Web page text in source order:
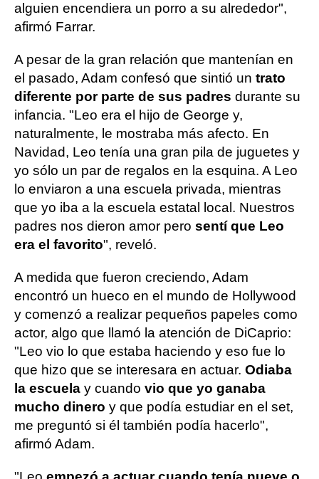
alguien encendiera un porro a su alrededor",
afirmó Farrar.
A pesar de la gran relación que mantenían en
el pasado, Adam confesó que sintió un trato
diferente por parte de sus padres durante su
infancia. "Leo era el hijo de George y,
naturalmente, le mostraba más afecto. En
Navidad, Leo tenía una gran pila de juguetes y
yo sólo un par de regalos en la esquina. A Leo
lo enviaron a una escuela privada, mientras
que yo iba a la escuela estatal local. Nuestros
padres nos dieron amor pero sentí que Leo
era el favorito", reveló.
A medida que fueron creciendo, Adam
encontró un hueco en el mundo de Hollywood
y comenzó a realizar pequeños papeles como
actor, algo que llamó la atención de DiCaprio:
"Leo vio lo que estaba haciendo y eso fue lo
que hizo que se interesara en actuar. Odiaba
la escuela y cuando vio que yo ganaba
mucho dinero y que podía estudiar en el set,
me preguntó si él también podía hacerlo",
afirmó Adam.